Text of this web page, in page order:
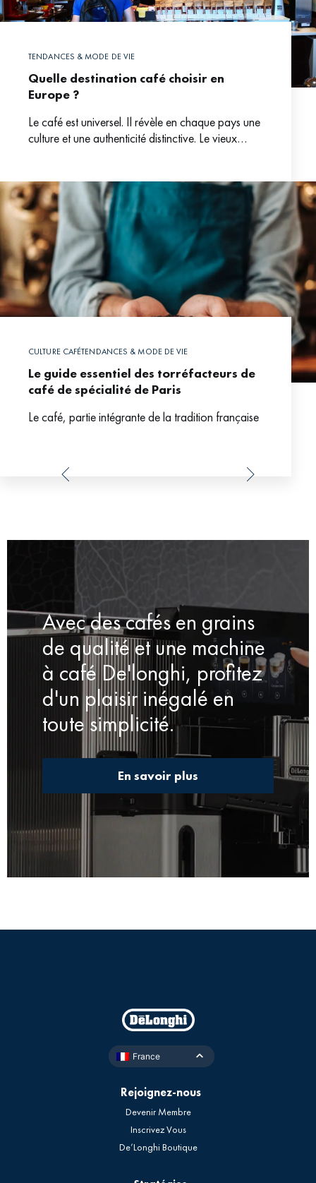
TENDANCES & MODE DE VIE
Quelle destination café choisir en
Europe ?
Le café est universel. Il révèle en chaque pays une
culture et une authenticité distinctive. Le vieux
CULTURE CAFÉTENDANCES & MODE DE VIE
Le guide essentiel des torréfacteurs de
café de spécialité de Paris
Le café, partie intégrante de la tradition française
Avec des cafés en grains
de qualité et une machine
à café De'longhi, profitez
d'un plaisir inégalé en
toute simplicité.
En savoir plus
France
Rejoignez-nous
Devenir Membre
Inscrivez Vous
De’Longhi Boutique